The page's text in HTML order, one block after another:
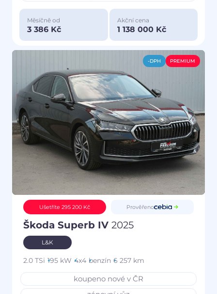
Měsíčně od
3 386 Kč
Akční cena
1 138 000 Kč
-DPH PREMIUM
Ušetříte 295 200 Kč Prověřeno
Škoda Superb IV 2025
L&K
2.0 TSi 195 kW 4x4 benzín 6 257 km
koupeno nové v ČR